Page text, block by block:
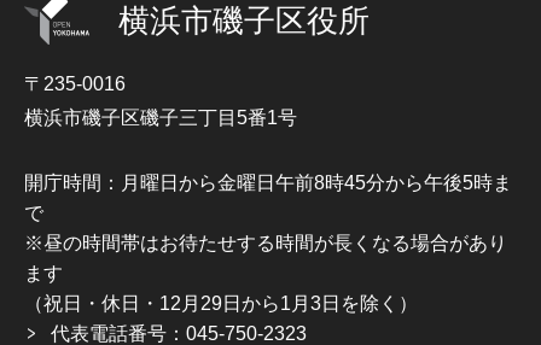
横浜市磯子区役所
〒235-0016
横浜市磯子区磯子三丁目5番1号
開庁時間：月曜日から金曜日午前8時45分から午後5時ま
で
※昼の時間帯はお待たせする時間が長くなる場合があり
ます
（祝日・休日・12月29日から1月3日を除く）
代表電話番号：045-750-2323